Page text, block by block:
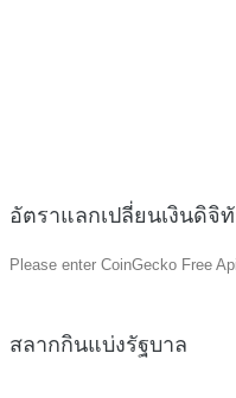
อัตราแลกเปลี่ยนเงินดิจิ
Please enter CoinGecko Free
สลากกินแบ่งรัฐบาล